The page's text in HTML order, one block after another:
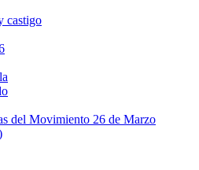
castigo
del Movimiento 26 de Marzo